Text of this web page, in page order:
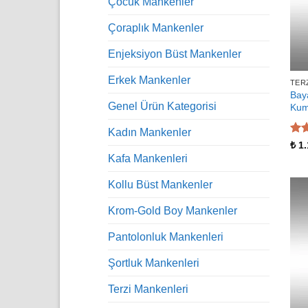
Çoraplık Mankenler
Enjeksiyon Büst Mankenler
Erkek Mankenler
Genel Ürün Kategorisi
Kadın Mankenler
Kafa Mankenleri
Kollu Büst Mankenler
Krom-Gold Boy Mankenler
Pantolonluk Mankenleri
Şortluk Mankenleri
Terzi Mankenleri
5
₺